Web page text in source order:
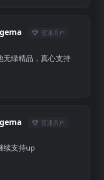
普通用户
无绿精品，真心支持
普通用户
续支持up